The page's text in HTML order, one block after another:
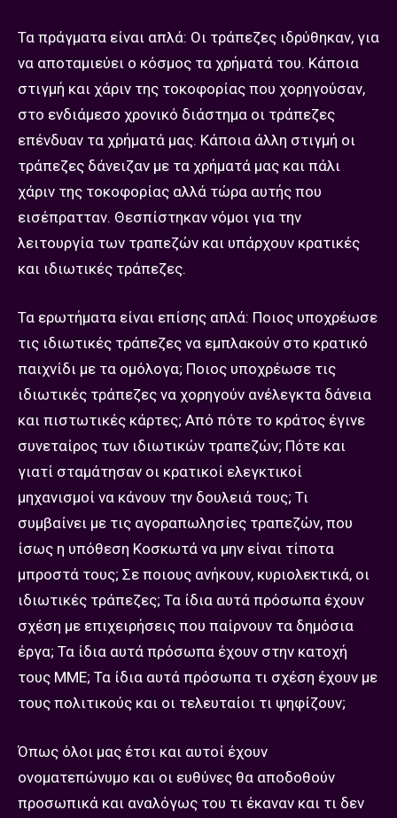
Τα πράγματα είναι απλά: Οι τράπεζες ιδρύθηκαν, για
να αποταμιεύει ο κόσμος τα χρήματά του. Κάποια
στιγμή και χάριν της τοκοφορίας που χορηγούσαν,
στο ενδιάμεσο χρονικό διάστημα οι τράπεζες
επένδυαν τα χρήματά μας. Κάποια άλλη στιγμή οι
τράπεζες δάνειζαν με τα χρήματά μας και πάλι
χάριν της τοκοφορίας αλλά τώρα αυτής που
εισέπρατταν. Θεσπίστηκαν νόμοι για την
λειτουργία των τραπεζών και υπάρχουν κρατικές
και ιδιωτικές τράπεζες.
Τα ερωτήματα είναι επίσης απλά: Ποιος υποχρέωσε
τις ιδιωτικές τράπεζες να εμπλακούν στο κρατικό
παιχνίδι με τα ομόλογα; Ποιος υποχρέωσε τις
ιδιωτικές τράπεζες να χορηγούν ανέλεγκτα δάνεια
και πιστωτικές κάρτες; Από πότε το κράτος έγινε
συνεταίρος των ιδιωτικών τραπεζών; Πότε και
γιατί σταμάτησαν οι κρατικοί ελεγκτικοί
μηχανισμοί να κάνουν την δουλειά τους; Τι
συμβαίνει με τις αγοραπωλησίες τραπεζών, που
ίσως η υπόθεση Κοσκωτά να μην είναι τίποτα
μπροστά τους; Σε ποιους ανήκουν, κυριολεκτικά, οι
ιδιωτικές τράπεζες; Τα ίδια αυτά πρόσωπα έχουν
σχέση με επιχειρήσεις που παίρνουν τα δημόσια
έργα; Τα ίδια αυτά πρόσωπα έχουν στην κατοχή
τους ΜΜΕ; Τα ίδια αυτά πρόσωπα τι σχέση έχουν με
τους πολιτικούς και οι τελευταίοι τι ψηφίζουν;
Όπως όλοι μας έτσι και αυτοί έχουν
ονοματεπώνυμο και οι ευθύνες θα αποδοθούν
προσωπικά και αναλόγως του τι έκαναν και τι δεν